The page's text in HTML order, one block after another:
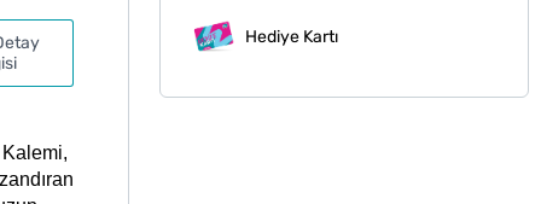
Hediye Kartı
Kalemi,